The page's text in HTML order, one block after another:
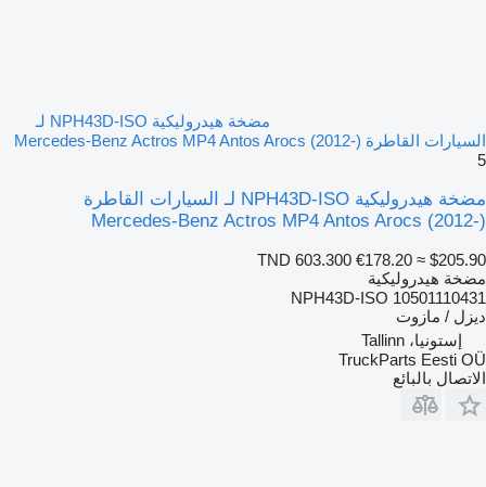
مضخة هيدروليكية NPH43D-ISO لـ
السيارات القاطرة Mercedes-Benz Actros MP4 Antos Arocs (2012-)
5
مضخة هيدروليكية NPH43D-ISO لـ السيارات القاطرة
Mercedes-Benz Actros MP4 Antos Arocs (2012-)
TND 603.300 €178.20 ≈ $205.90
مضخة هيدروليكية
NPH43D-ISO 10501110431
ديزل / مازوت
إستونيا، Tallinn
TruckParts Eesti OÜ
الاتصال بالبائع